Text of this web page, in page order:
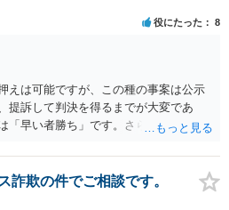
役にたった 8
えは可能ですが、この種の事案は公示
提訴して判決を得るまでが大変であ
「早い者勝ち」です。さらに詳しい事
法人が特定できるかどうかが問題で
士へ相談した方がよいと思います。
詐欺の件でご相談です。